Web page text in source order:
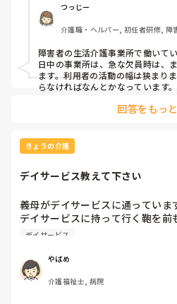
つっじー
介護職・ヘルパー, 初任者研修, 障
障害者の生活介護事業所で働いてい
日中の事業所は、急な欠員時は、
ます。利用者の活動の幅は狭まり
らなければなんとかなっています
GHの夜勤の場合は、学生バイト
多いです。
回答をもっ
きょうの介護
デイサービス教えて下さい
義母がデイサービスに通っていま
デイサービスに持って行く鞄を前
居なので）、義母が鞄の中を触っ
行く前に最終確認してもらう事っ
忙しいのに、そんな事を頼むのは
て、教えて下さい
デイサービス
やばめ
介護福祉士, 病院